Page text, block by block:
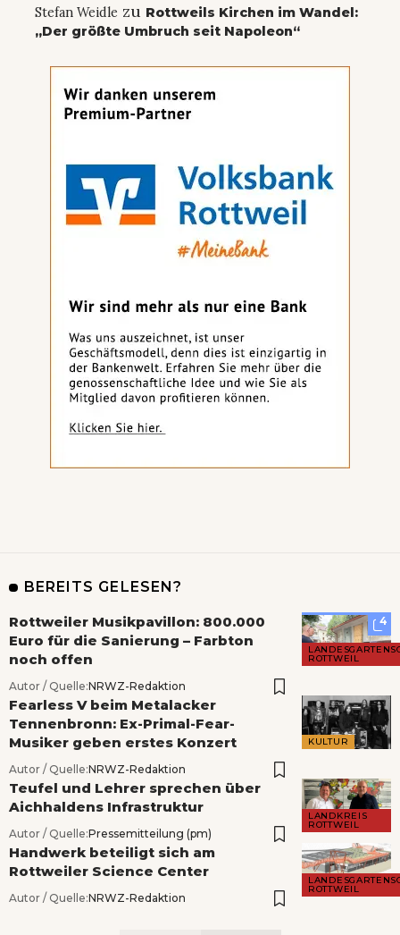
Stefan Weidle zu Rottweils Kirchen im Wandel:
„Der größte Umbruch seit Napoleon“
BEREITS GELESEN?
4
ROTTWEIL
Rottweiler Musikpavillon: 800.000
Euro für die Sanierung – Farbton
noch offen
Autor / Quelle:NRWZ-Redaktion
KULTUR
Fearless V beim Metalacker
Tennenbronn: Ex-Primal-Fear-
Musiker geben erstes Konzert
Autor / Quelle:NRWZ-Redaktion
LANDKREIS
ROTTWEIL
Teufel und Lehrer sprechen über
Aichhaldens Infrastruktur
Autor / Quelle:Pressemitteilung (pm)
ROTTWEIL
Handwerk beteiligt sich am
Rottweiler Science Center
Autor / Quelle:NRWZ-Redaktion